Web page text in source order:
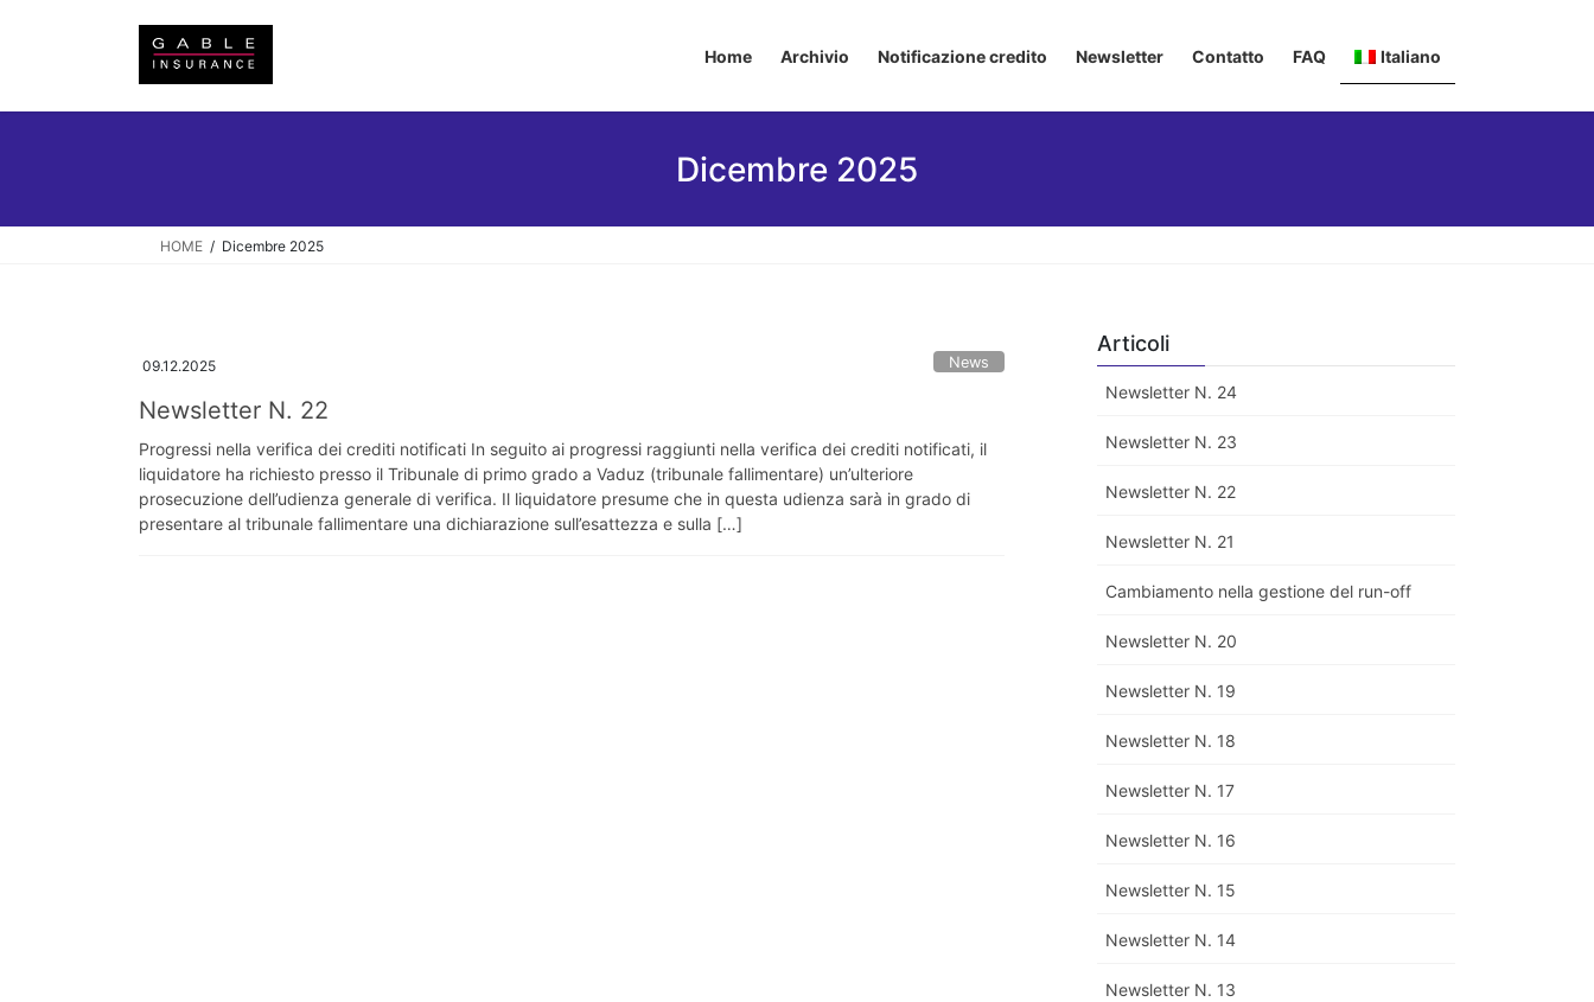
Home Archivio Notificazione credito Newsletter Contatto FAQ Italiano
Deutsch
Dicembre 2025
HOME Dicembre 2025
09.12.2025 News
Newsletter N. 22
Progressi nella verifica dei crediti notificati In seguito ai progressi raggiunti nella verifica dei crediti notificati, il
liquidatore ha richiesto presso il Tribunale di primo grado a Vaduz (tribunale fallimentare) un’ulteriore
prosecuzione dell’udienza generale di verifica. Il liquidatore presume che in questa udienza sarà in grado di
presentare al tribunale fallimentare una dichiarazione sull’esattezza e sulla […]
Articoli
Newsletter N. 24
Newsletter N. 23
Newsletter N. 22
Newsletter N. 21
Cambiamento nella gestione del run-off
Newsletter N. 20
Newsletter N. 19
Newsletter N. 18
Newsletter N. 17
Newsletter N. 16
Newsletter N. 15
Newsletter N. 14
Newsletter N. 13